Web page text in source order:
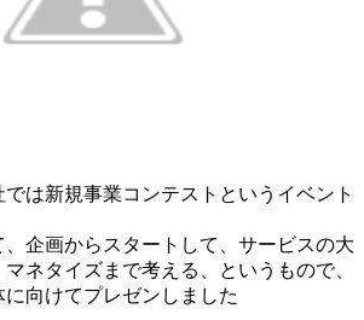
は新規事業コンテストというイベント
企画からスタートして、サービスの大
ネタイズまで考える、というもので、
向けてプレゼンしました